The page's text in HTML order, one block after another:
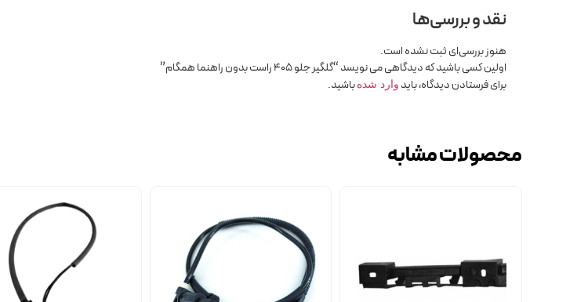
نقد و بررسی‌ها
هنوز بررسی‌ای ثبت نشده است.
اولین کسی باشید که دیدگاهی می نویسد “گلگیر جلو 405 راست بدون راهنما همگام”
برای فرستادن دیدگاه، باید وارد شده باشید.
محصولات مشابه